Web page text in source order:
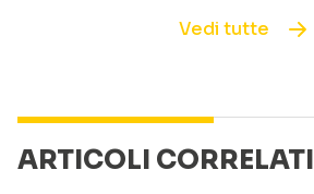
Vedi tutte
ARTICOLI CORRELATI